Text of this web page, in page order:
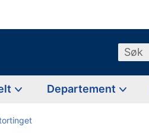
Søk
Departement